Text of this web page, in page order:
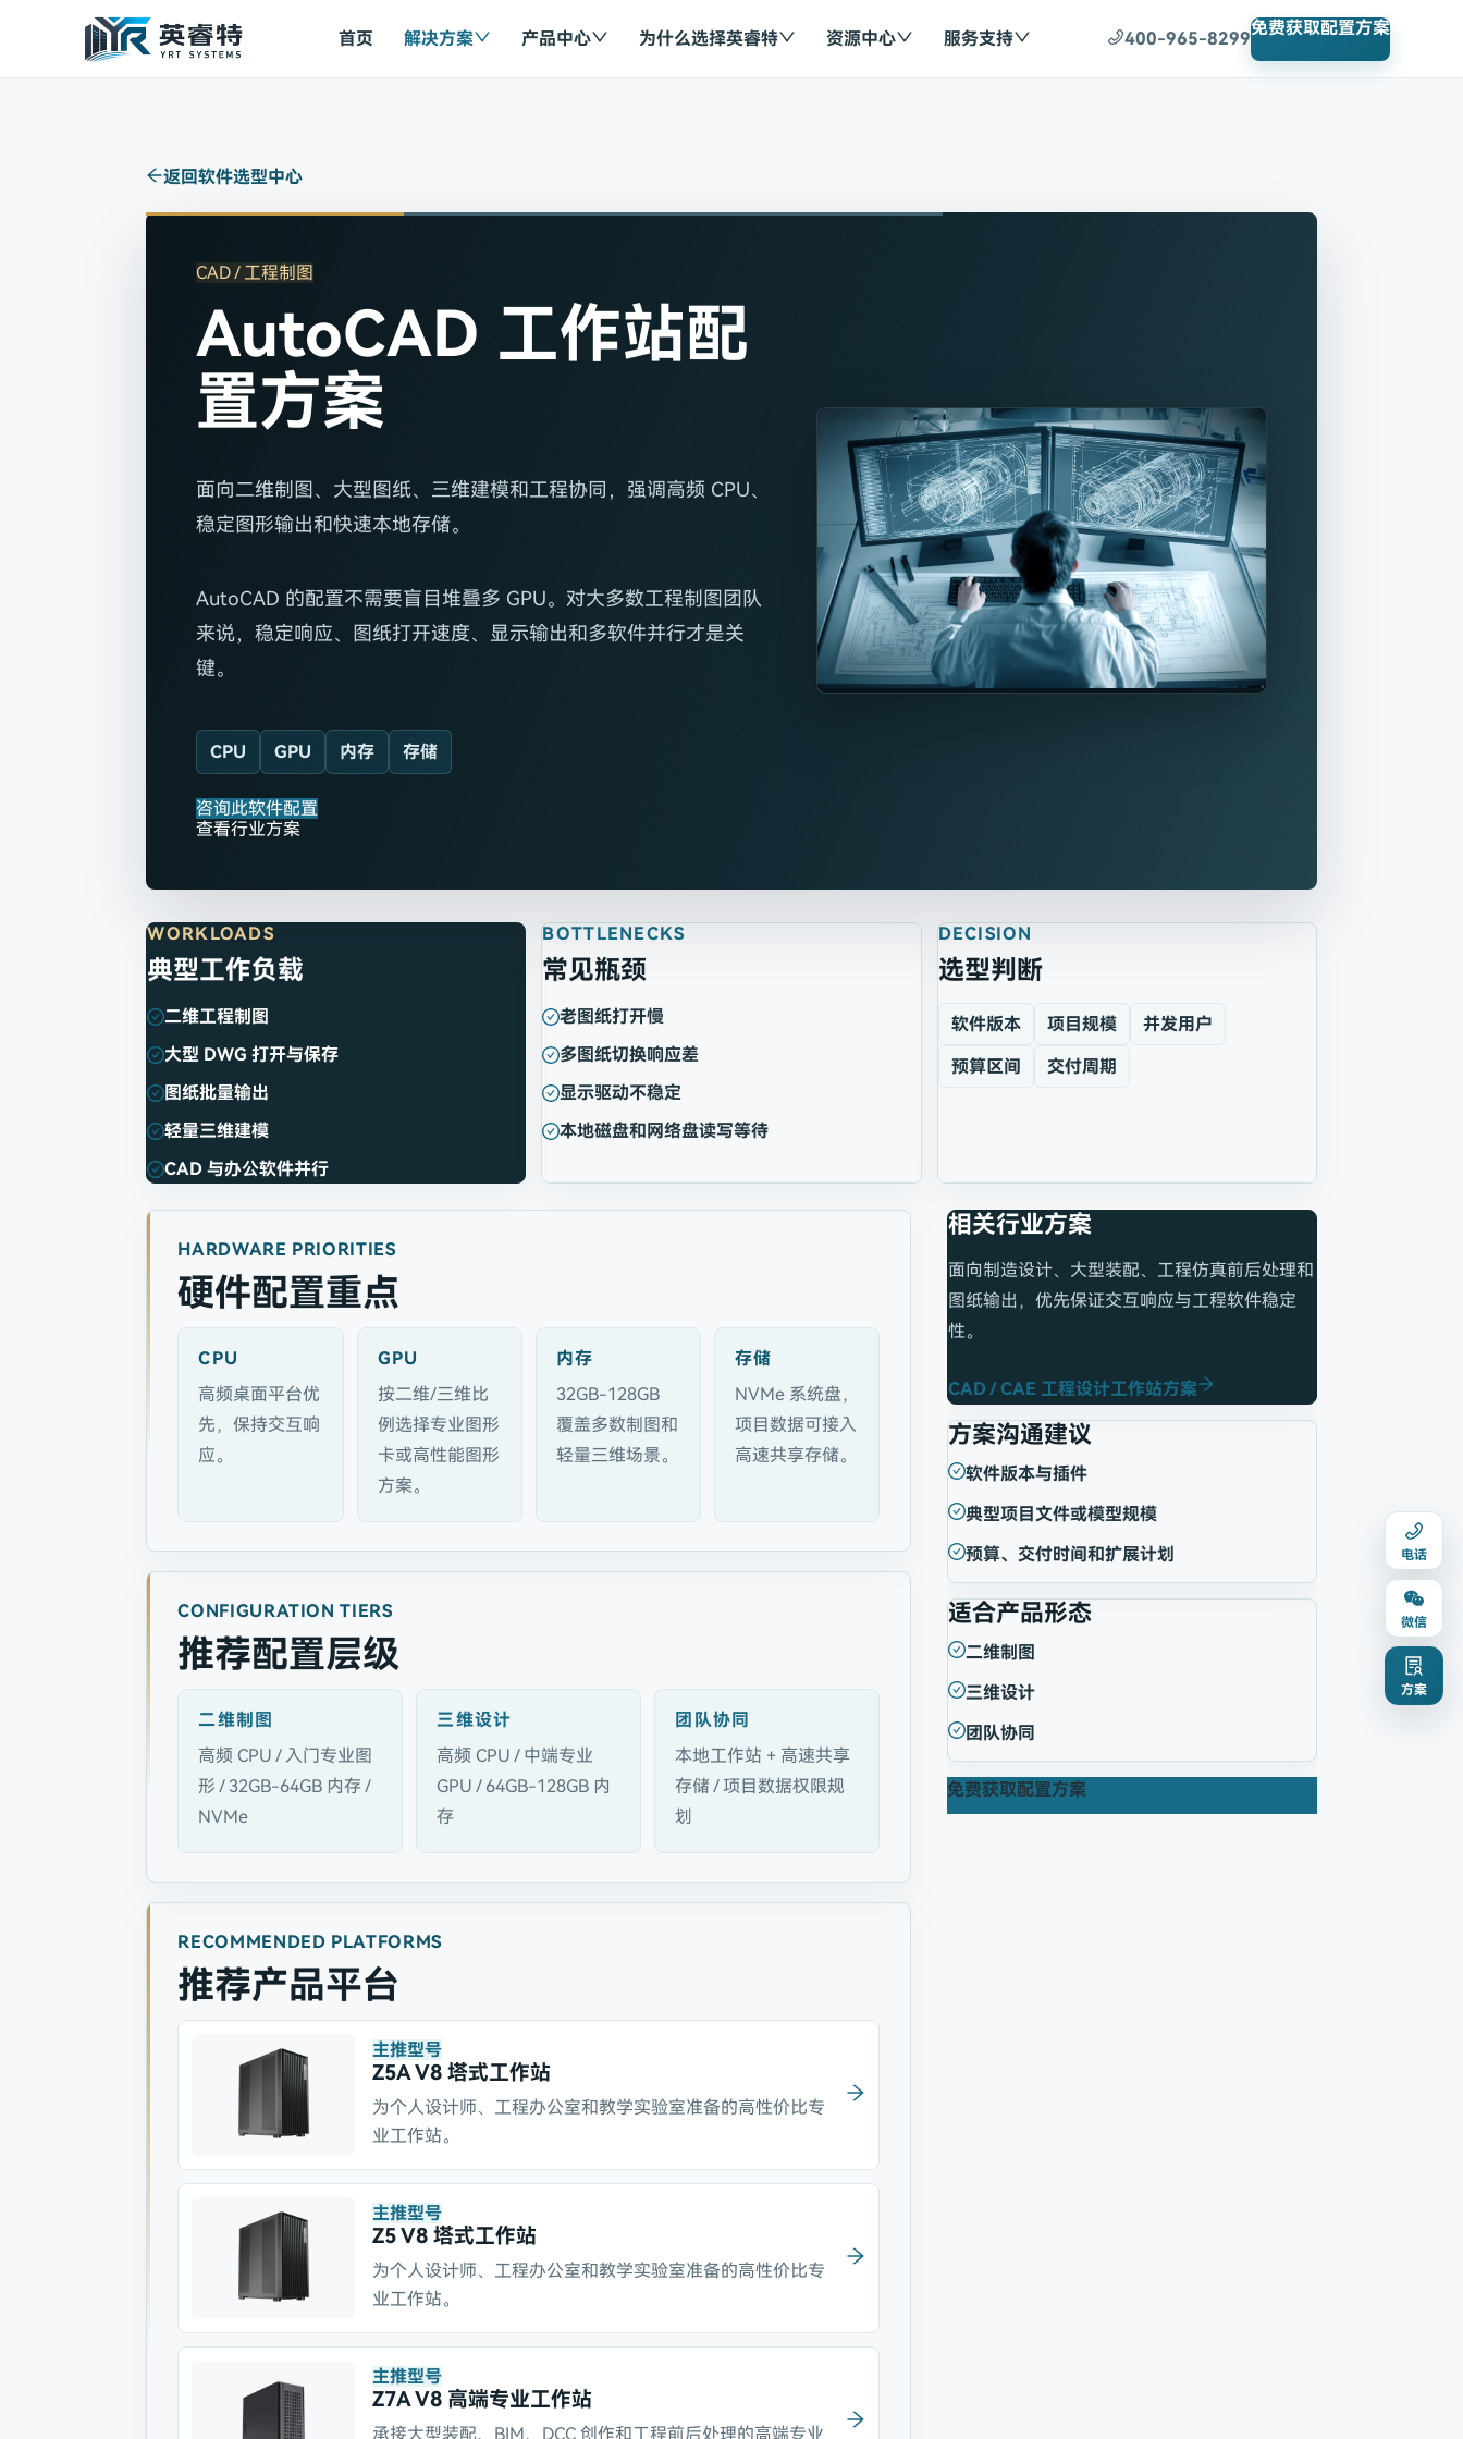
首页 解决方案 产品中心 为什么选择英睿特 资源中心 服务支持 400-965-8299
免费获取配置方案
返回软件选型中心
CAD / 工程制图
AutoCAD 工作站配
置方案
面向二维制图、大型图纸、三维建模和工程协同，强调高频 CPU、
稳定图形输出和快速本地存储。
AutoCAD 的配置不需要盲目堆叠多 GPU。对大多数工程制图团队
来说，稳定响应、图纸打开速度、显示输出和多软件并行才是关
键。
CPU GPU 内存 存储
咨询此软件配置
查看行业方案
WORKLOADS
典型工作负载
二维工程制图
大型 DWG 打开与保存
图纸批量输出
轻量三维建模
CAD 与办公软件并行
BOTTLENECKS
常见瓶颈
老图纸打开慢
多图纸切换响应差
显示驱动不稳定
本地磁盘和网络盘读写等待
DECISION
选型判断
软件版本 项目规模 并发用户
预算区间 交付周期
HARDWARE PRIORITIES
硬件配置重点
CPU
高频桌面平台优
先，保持交互响
应。
GPU
按二维/三维比
例选择专业图形
卡或高性能图形
方案。
内存
32GB-128GB
覆盖多数制图和
轻量三维场景。
存储
NVMe 系统盘，
项目数据可接入
高速共享存储。
CONFIGURATION TIERS
推荐配置层级
二维制图
高频 CPU / 入门专业图
形 / 32GB-64GB 内存 /
NVMe
三维设计
高频 CPU / 中端专业
GPU / 64GB-128GB 内
存
团队协同
本地工作站 + 高速共享
存储 / 项目数据权限规
划
RECOMMENDED PLATFORMS
推荐产品平台
主推型号
Z5A V8 塔式工作站
为个人设计师、工程办公室和教学实验室准备的高性价比专
业工作站。
主推型号
Z5 V8 塔式工作站
为个人设计师、工程办公室和教学实验室准备的高性价比专
业工作站。
主推型号
Z7A V8 高端专业工作站
承接大型装配、BIM、DCC 创作和工程前后处理的高端专业
相关行业方案
面向制造设计、大型装配、工程仿真前后处理和
图纸输出，优先保证交互响应与工程软件稳定
性。
CAD / CAE 工程设计工作站方案
方案沟通建议
软件版本与插件
典型项目文件或模型规模
预算、交付时间和扩展计划
适合产品形态
二维制图
三维设计
团队协同
免费获取配置方案
电话
微信
方案